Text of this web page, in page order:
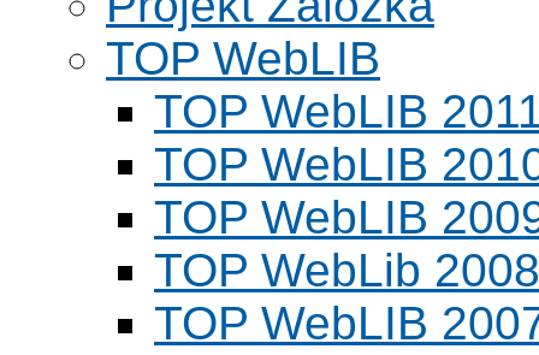
TOP WebLIB
TOP WebLIB
TOP WebLIB
TOP WebLIB
TOP WebLib 2008
TOP WebLIB